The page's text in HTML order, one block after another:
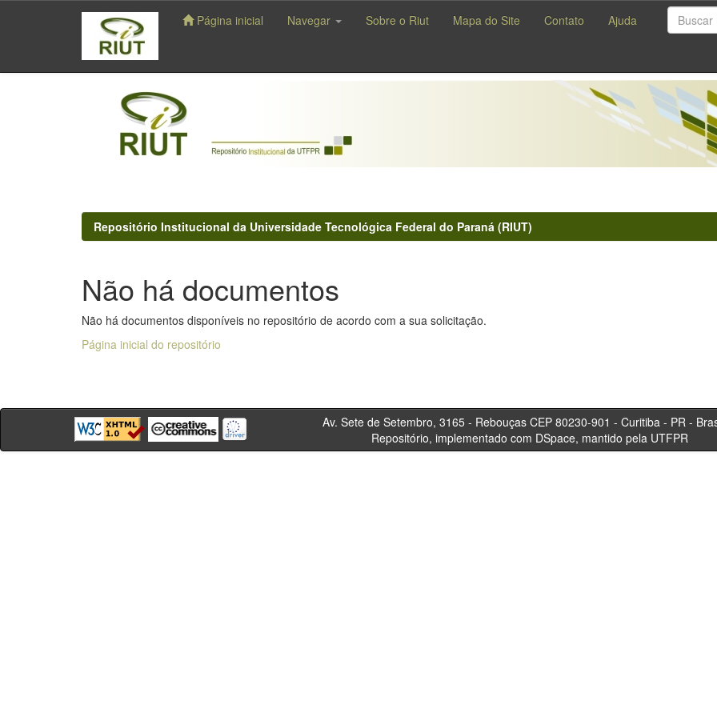
navigation
Página inicial Navegar Sobre o Riut Mapa do Site Contato Ajuda
Repositório Institucional da Universidade Tecnológica Federal do Paraná (RIUT)
Não há documentos
Não há documentos disponíveis no repositório de acordo com a sua solicitação.
Página inicial do repositório
Av. Sete de Setembro, 3165 - Rebouças CEP 80230-901 -
Repositório, implementado com DSpace, mantido pela UTFPR